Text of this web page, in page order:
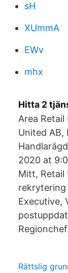
sH
XUmmA
EWv
mhx
Hitta 2
Area Retail
United AB,
2020 at
Mitt, Retail
rekrytering
Executive,
Rättslig